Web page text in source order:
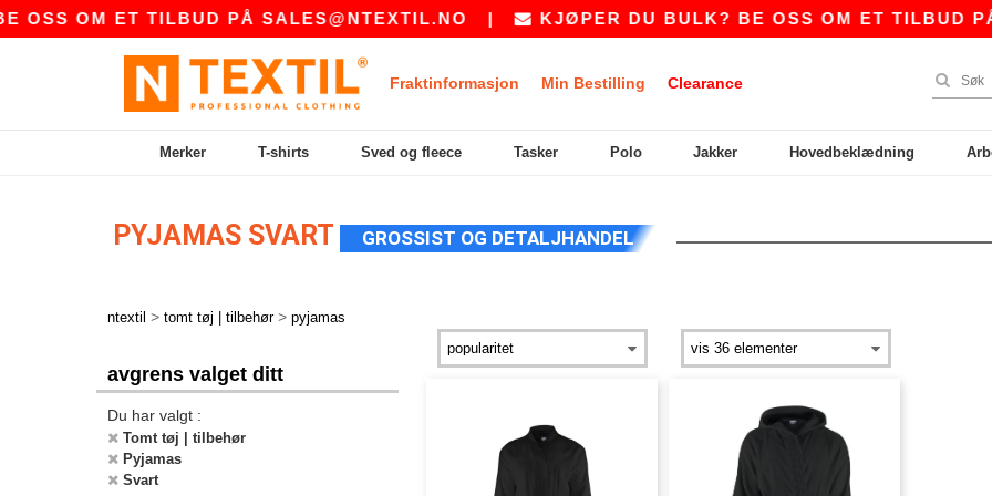
OM ET TILBUD PÅSALES@NTEXTIL.NO| KJØPER DU BULK? BE OSS OM ET TILBUD PÅ
Fraktinformasjon Min Bestilling Clearance
Merker T-shirts Sved og fleece Tasker Polo Jakker Hovedbeklædning
PYJAMAS SVART GROSSIST OG DETALJHANDEL
ntextil > tomt tøj | tilbehør > pyjamas
avgrens valget ditt
Du har valgt :
Tomt tøj | tilbehør
Pyjamas
Svart